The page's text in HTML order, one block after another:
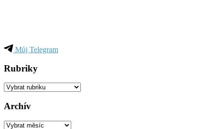
Můj Telegram
Rubriky
Rubriky
Archív
Archív